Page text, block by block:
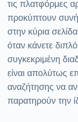
τις πλατφόρμες
προκύπτουν
στην κύρια
όταν κάνετε
συγκεκριμένη
είναι απολύτως
αναζήτησης να
παρατηρούν την